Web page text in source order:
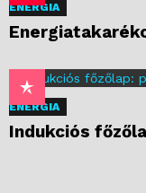
ENERGIA
ENERGIA
Indukciós